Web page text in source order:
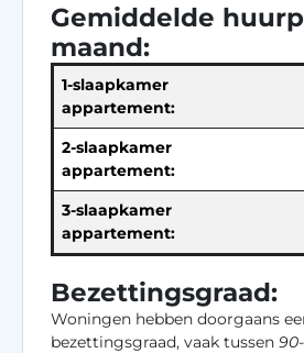
Gemiddelde
maand:
1-slaapkamer
appartement:
2-slaapkamer
appartement:
3-slaapkamer
appartement:
Bezettingsgraad:
Woningen hebben doorgaans
bezettingsgraad, vaak tussen